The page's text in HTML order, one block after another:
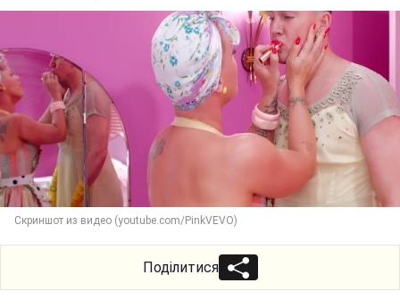
Скриншот из видео (youtube.com/PinkVEVO)
Поділитися